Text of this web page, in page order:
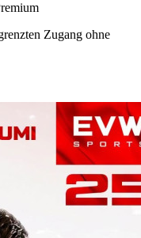
Zugang ohne